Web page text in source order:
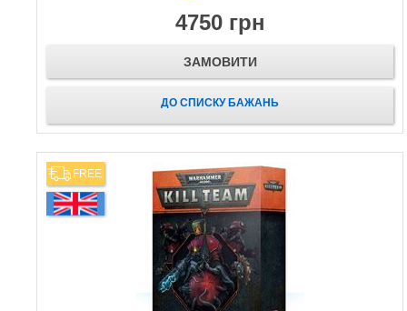
4750 грн
ЗАМОВИТИ
ДО СПИСКУ БАЖАНЬ
FREE